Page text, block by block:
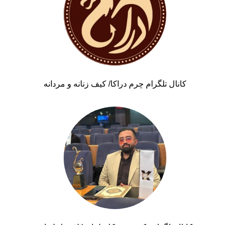
کانال تلگرام چرم دراکا/ کیف زنانه و مردانه